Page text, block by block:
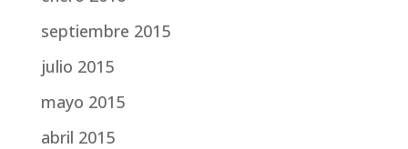
septiembre 2015
julio 2015
mayo 2015
abril 2015